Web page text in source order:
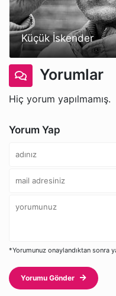
Küçük İskender
Yorumlar
Hiç yorum yapılmamış.
Yorum Yap
*Yorumunuz onaylandıktan sonra
Yorumu Gönder